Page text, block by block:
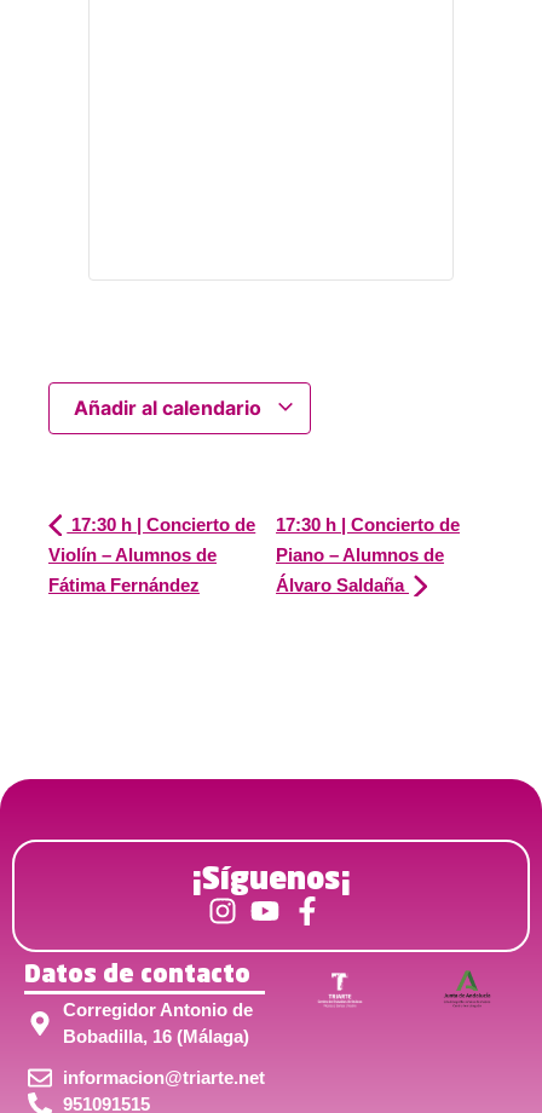
Añadir al calendario
17:30 h | Concierto de
Violín – Alumnos de
Fátima Fernández
17:30 h | Concierto de
Piano – Alumnos de
Álvaro Saldaña
¡Síguenos¡
Datos de contacto
Corregidor Antonio de
Bobadilla, 16 (Málaga)
informacion@triarte.net
951091515